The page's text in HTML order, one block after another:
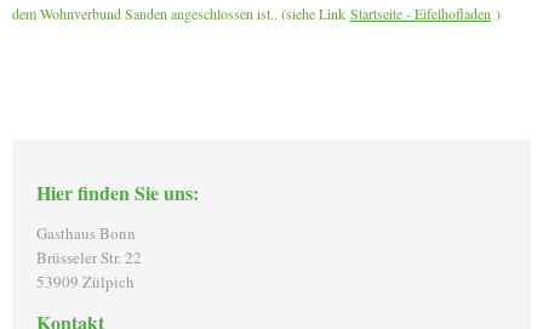
dem Wohnverbund Sanden angeschlossen ist.. (siehe Link Startseite - Eifelhofladen )
Hier finden Sie uns:
Gasthaus Bonn
Brüsseler Str. 22
53909 Zülpich
Kontakt